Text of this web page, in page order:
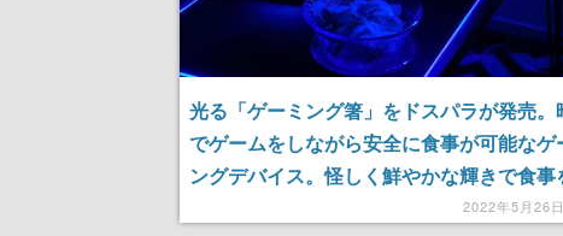
光る「ゲーミング箸」をドスパラが発売。
でゲームをしながら安全に食事が可能なゲ
ングデバイス。怪しく鮮やかな輝きで食事
2022年5月26